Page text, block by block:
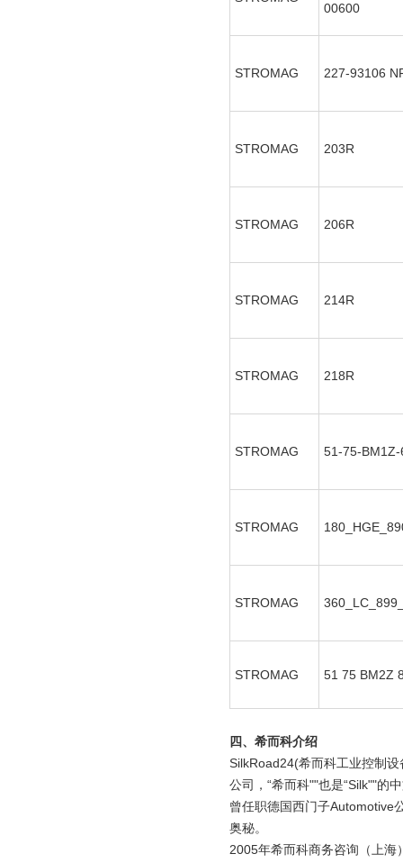
00600
STROMAG 227-93106
STROMAG 203R
STROMAG 206R
STROMAG 214R
STROMAG 218R
STROMAG 51-75-BM1Z-
STROMAG
STROMAG
STROMAG 51 75 BM2Z
四、 希而科介绍
SilkRoad24(希而科工业控制
公司，“希而科""也是“Silk""的
曾任职德国西门子Automotive
奥秘。
2005年希而科商务咨询（上